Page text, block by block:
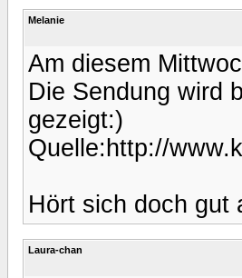
Melanie
Am diesem
Die Sendung wird
gezeigt:)
Quelle:http://
Hört sich doch gut
Laura-chan